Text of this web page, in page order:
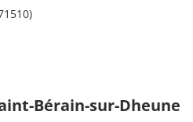
Bérain-sur-Dheune